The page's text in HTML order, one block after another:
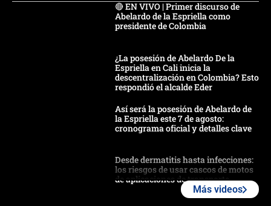
🔴 EN VIVO | Primer discurso de
Abelardo de la Espriella como
presidente de Colombia
¿La posesión de Abelardo De la
Espriella en Cali inicia la
descentralización en Colombia? Esto
respondió el alcalde Eder
Así será la posesión de Abelardo de
la Espriella este 7 de agosto:
cronograma oficial y detalles clave
Desde dermatitis hasta infecciones:
los riesgos de usar cascos de motos
de aplicaciones de transporte
Más videos